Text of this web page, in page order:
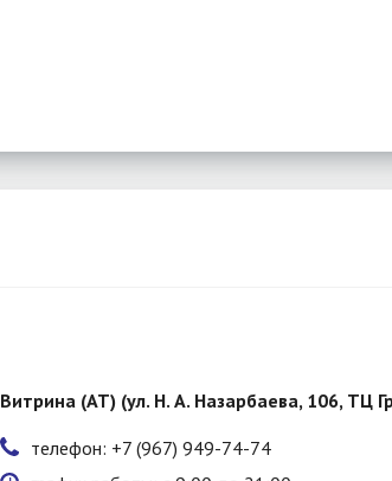
Витрина (АТ) (ул. Н. А. Назарбаева, 106, ТЦ
телефон: +7 (967) 949-74-74